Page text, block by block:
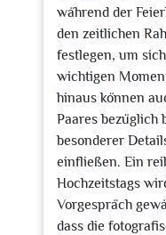
während der
den zeitlichen
festlegen, um
wichtigen
hinaus können
Paares bezüglich
besonderer
einfließen. Ein
Hochzeitstags
Vorgespräch
dass die